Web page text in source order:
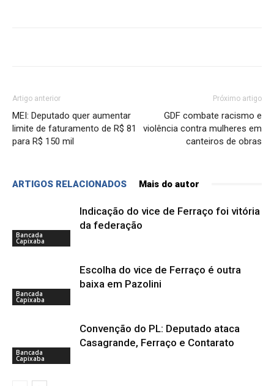
Artigo anterior
MEI: Deputado quer aumentar
limite de faturamento de R$ 81
para R$ 150 mil
Próximo artigo
GDF combate racismo e
violência contra mulheres em
canteiros de obras
ARTIGOS RELACIONADOS Mais do autor
Bancada
Capixaba
Indicação do vice de Ferraço foi vitória
da federação
Bancada
Capixaba
Escolha do vice de Ferraço é outra
baixa em Pazolini
Bancada
Capixaba
Convenção do PL: Deputado ataca
Casagrande, Ferraço e Contarato